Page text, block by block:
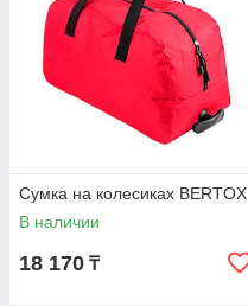
Сумка на колесиках BERTOX
В наличии
18 170 ₸